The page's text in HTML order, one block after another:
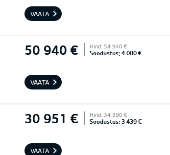
VAATA
50 940 € Hind: 54 940 €
Soodustus: 4 000 €
VAATA
30 951 € Hind: 34 390 €
Soodustus: 3 439 €
VAATA